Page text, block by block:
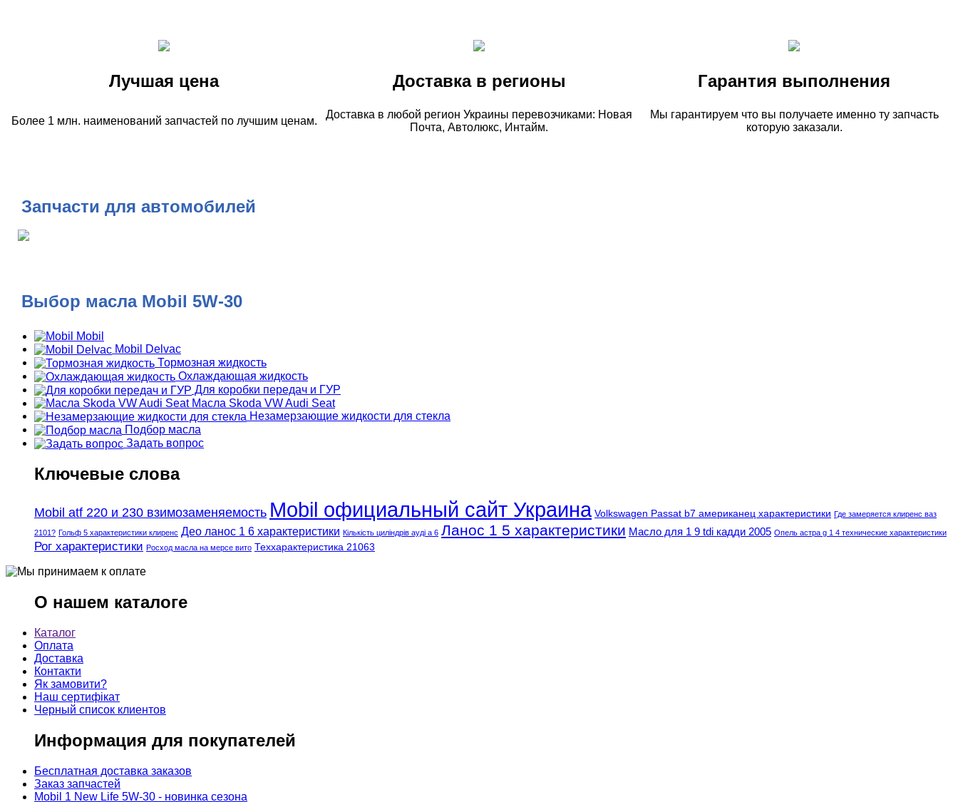
Лучшая цена Доставка в регионы Гарантия выполнения
Более 1 млн. наименований запчастей по лучшим ценам.
Доставка в любой регион Украины перевозчиками: Новая
Почта, Автолюкс, Интайм.
Мы гарантируем что вы получаете именно ту запчасть
которую заказали.
Запчасти для автомобилей
Выбор масла Mobil 5W-30
Mobil
Mobil Delvac
Тормозная жидкость
Охлаждающая жидкость
Для коробки передач и ГУР
Масла Skoda VW Audi Seat
Незамерзающие жидкости для стекла
Подбор масла
Задать вопрос
Ключевые слова
Mobil atf 220 и 230 взимозаменяемость Mobil официальный сайт Украина Volkswagen Passat b7 американец характеристики Где замеряется клиренс ваз
2101? Гольф 5 характеристики клиренс Део ланос 1 6 характеристики Кількість циліндрів ауді а 6 Ланос 1 5 характеристики Масло для 1 9 tdi кадди 2005 Опель астра g 1 4 технические характеристики
Рог характеристики Росход масла на мерсе вито Теххарактеристика 21063
О нашем каталоге
Каталог
Оплата
Доставка
Контакти
Як замовити?
Наш сертифікат
Черный список клиентов
Информация для покупателей
Бесплатная доставка заказов
Заказ запчастей
Mobil 1 New Life 5W-30 - новинка сезона